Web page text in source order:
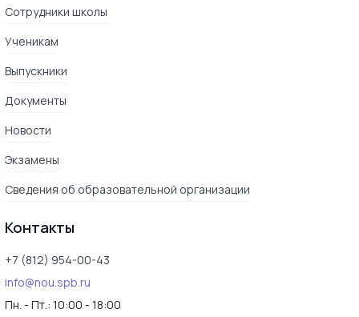
Сотрудники школы
Ученикам
Выпускники
Документы
Новости
Экзамены
Сведения об образовательной организации
Контакты
+7 (812) 954-00-43
info@nou.spb.ru
Пн. - Пт.: 10:00 - 18:00